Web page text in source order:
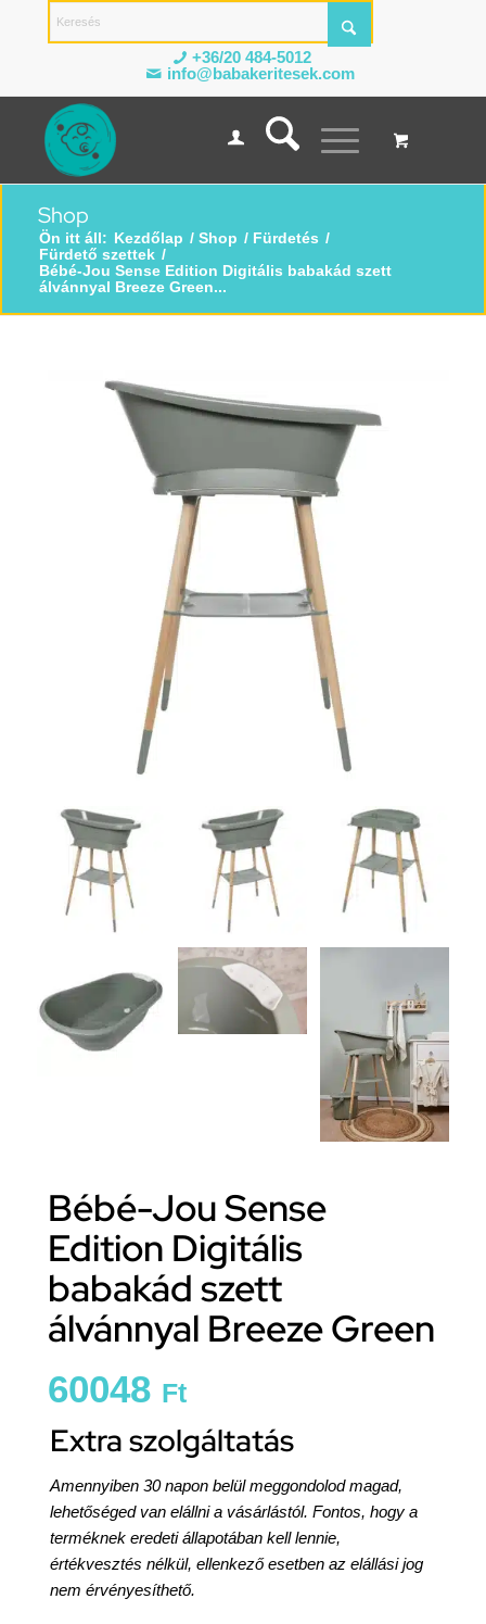
+36/20 484-5012
info@babakeritesek.com
Shop
Ön itt áll: Kezdőlap / Shop / Fürdetés /
Fürdető szettek /
Bébé-Jou Sense Edition Digitális babakád szett
álvánnyal Breeze Green...
Bébé-Jou Sense
Edition Digitális
babakád szett
álvánnyal Breeze Green
60048 Ft
Extra szolgáltatás
Amennyiben 30 napon belül meggondolod magad,
lehetőséged van elállni a vásárlástól. Fontos, hogy a
terméknek eredeti állapotában kell lennie,
értékvesztés nélkül, ellenkező esetben az elállási jog
nem érvényesíthető.